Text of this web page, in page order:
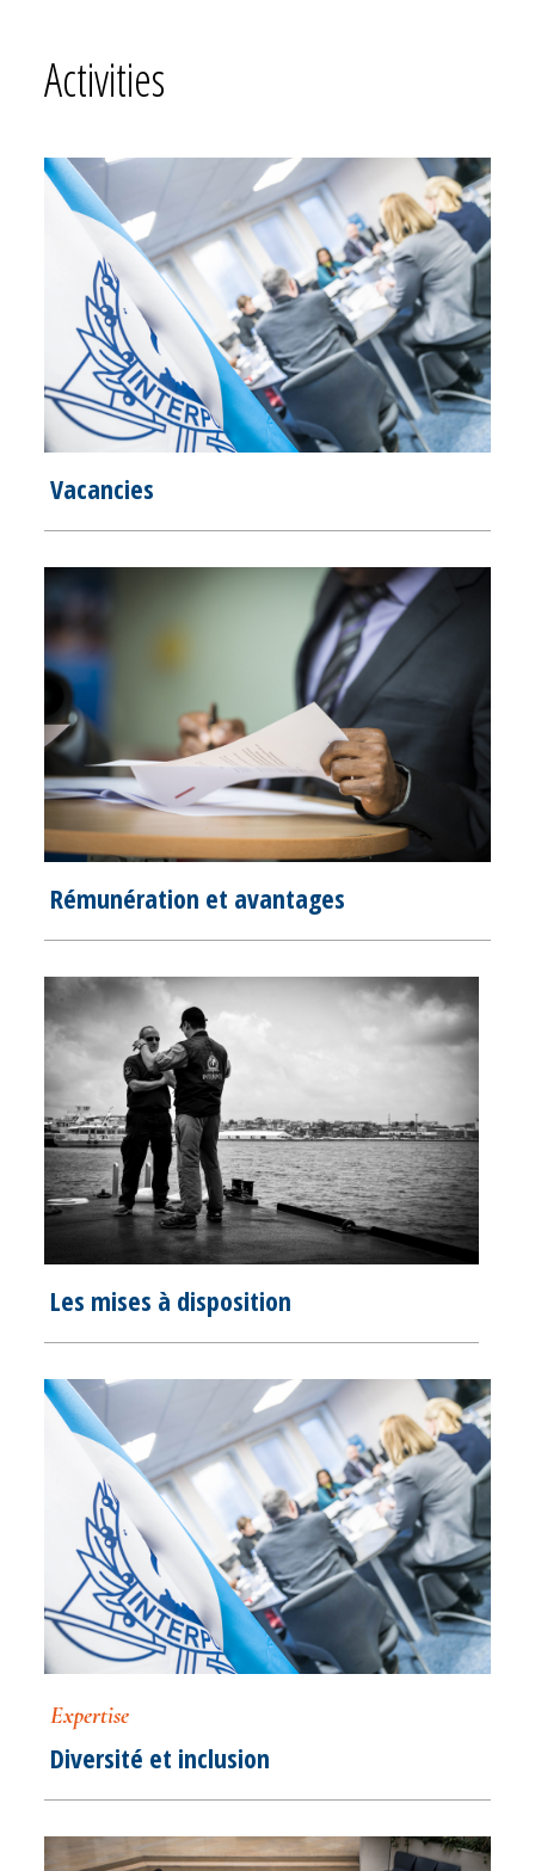
Activities
Vacancies
Rémunération et avantages
Les mises à disposition
Expertise
Diversité et inclusion